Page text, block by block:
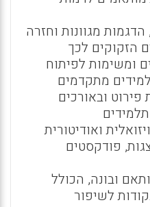
מגוונות וחזרה
הזקוקים לכך
ומשימות לפיתוח
מתקדמים
ובאורכים
ואודיטורית
פודקסטים
ובונה, הכולל
לשיפור